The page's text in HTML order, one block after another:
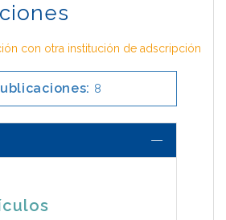
con otra institución de adscripción
8